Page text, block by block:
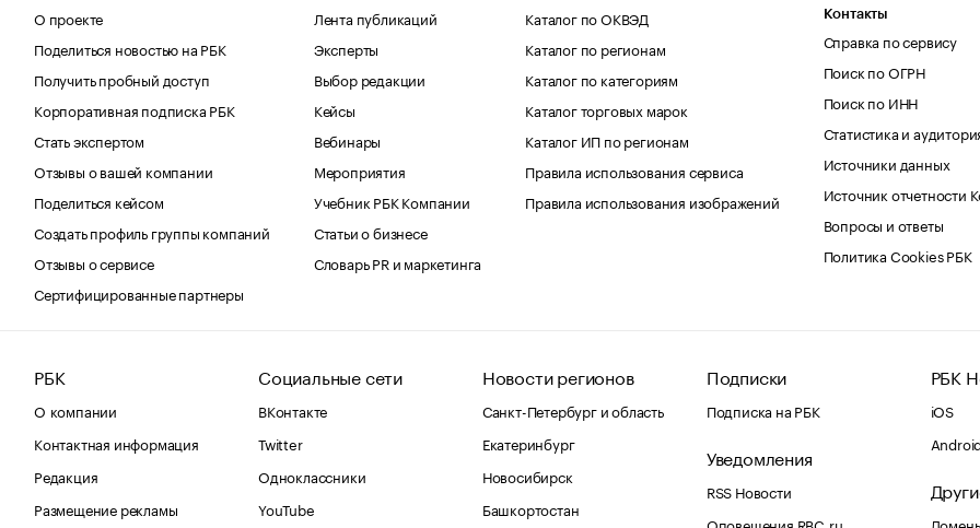
О проекте
Поделиться новостью на РБК
Получить пробный доступ
Корпоративная подписка РБК
Стать экспертом
Отзывы о вашей компании
Поделиться кейсом
Создать профиль группы компаний
Отзывы о сервисе
Сертифицированные партнеры
Лента публикаций
Эксперты
Выбор редакции
Кейсы
Вебинары
Мероприятия
Учебник РБК Компании
Статьи о бизнесе
Словарь PR и маркетинга
Каталог по ОКВЭД
Каталог по регионам
Каталог по категориям
Каталог торговых марок
Каталог ИП по регионам
Правила использования сервиса
Правила использования изображений
Контакты
Справка по сервису
Поиск по ОГРН
Поиск по ИНН
Статистика и
Источники данных
Источник отчетности
Вопросы и ответы
Политика Cookies РБК
РБК
О компании
Контактная информация
Редакция
Размещение рекламы
Социальные сети
ВКонтакте
Twitter
Одноклассники
YouTube
Новости регионов
Санкт-Петербург и область
Екатеринбург
Новосибирск
Башкортостан
Подписки
Подписка на РБК
Уведомления
RSS Новости
Оповещения RBC.ru
РБК
iOS